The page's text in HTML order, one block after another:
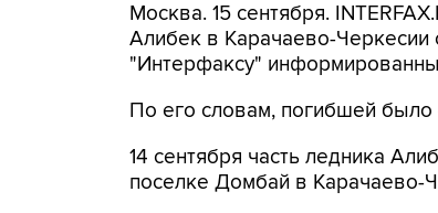
Москва. 15 сентября.
Алибек в Карачаево-Черкесии
"Интерфаксу"
По его словам, погибшей было
14 сентября часть ледника
поселке Домбай в Карачаево-